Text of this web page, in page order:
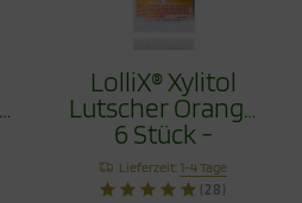
LolliX® Xylitol
Lutscher Orange
6 Stück -
Zahnpflege mit
Stil
Lieferzeit:1-4 Tage
(28)